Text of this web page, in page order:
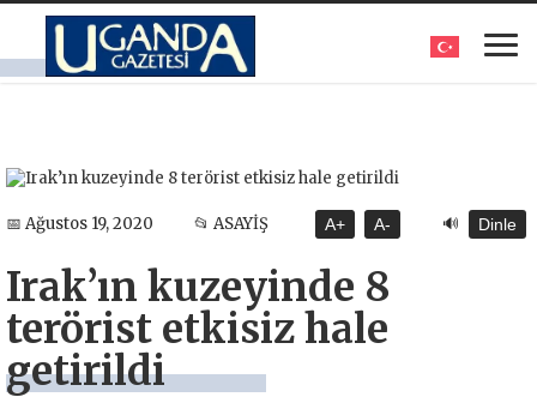
📅 Ağustos 19, 2020 📂 ASAYİŞ A+ A- 🔊 Dinle
Irak’ın kuzeyinde 8
terörist etkisiz hale
getirildi